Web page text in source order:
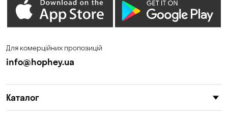
Для комерційних пропозицій
info@hophey.ua
Каталог